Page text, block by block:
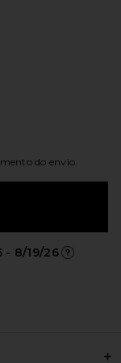
do envio.
- 8/19/26